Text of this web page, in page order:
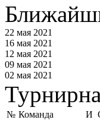
22 мая 2021
16 мая 2021
12 мая 2021
09 мая 2021
02 мая 2021
№ Команда И